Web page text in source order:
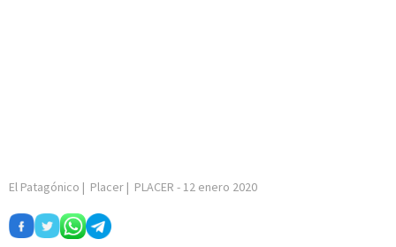
El Patagónico | Placer | PLACER - 12 enero 2020